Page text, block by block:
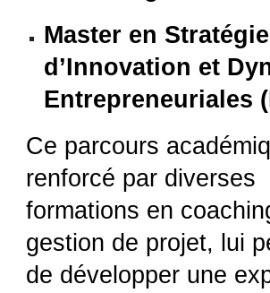
Master en
d’Innovation et
Entrepreneuriales
Ce parcours
renforcé par diverses
formations en
gestion de projet, lui
de développer une